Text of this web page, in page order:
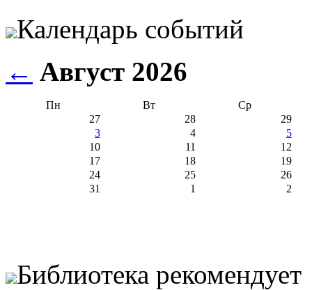
Календарь событий
← Август 2026
Пн Вт
Ср
27
28
29
3
4
5
10
11
12
17
18
19
24
25
26
31
1 2
Библиотека рекомендует